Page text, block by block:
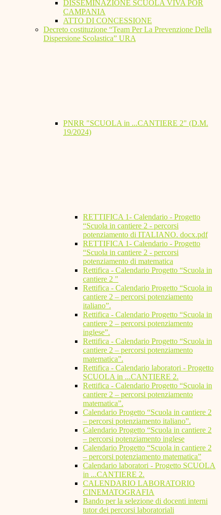
DISSEMINAZIONE SCUOLA VIVA POR
CAMPANIA
ATTO DI CONCESSIONE
Decreto costituzione “Team Per La Prevenzione Della
Dispersione Scolastica” URA
PNRR "SCUOLA in ...CANTIERE 2" (D.M.
19/2024)
RETTIFICA 1- Calendario - Progetto
“Scuola in cantiere 2 - percorsi
potenziamento di ITALIANO. docx.pdf
RETTIFICA 1- Calendario - Progetto
“Scuola in cantiere 2 - percorsi
potenziamento di matematica
Rettifica - Calendario Progetto “Scuola in
cantiere 2 "
Rettifica - Calendario Progetto “Scuola in
cantiere 2 – percorsi potenziamento
italiano”.
Rettifica - Calendario Progetto “Scuola in
cantiere 2 – percorsi potenziamento
inglese”.
Rettifica - Calendario Progetto “Scuola in
cantiere 2 – percorsi potenziamento
matematica”.
Rettifica - Calendario laboratori - Progetto
SCUOLA in ...CANTIERE 2.
Rettifica - Calendario Progetto “Scuola in
cantiere 2 – percorsi potenziamento
matematica”.
Calendario Progetto “Scuola in cantiere 2
– percorsi potenziamento italiano”.
Calendario Progetto “Scuola in cantiere 2
– percorsi potenziamento inglese
Calendario Progetto “Scuola in cantiere 2
– percorsi potenziamento matematica”
Calendario laboratori - Progetto SCUOLA
in ...CANTIERE 2.
CALENDARIO LABORATORIO
CINEMATOGRAFIA
Bando per la selezione di docenti interni
tutor dei percorsi laboratoriali